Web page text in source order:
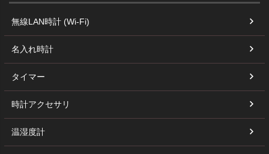
無線LAN時計 (Wi-Fi)
名入れ時計
タイマー
時計アクセサリ
温湿度計